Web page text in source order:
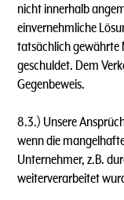
nicht innerhalb
einvernehmliche
tatsächlich gewährte
geschuldet. Dem
Gegenbeweis.
8.3.) Unsere
wenn die
Unternehmer, z.B.
weiterverarbeitet